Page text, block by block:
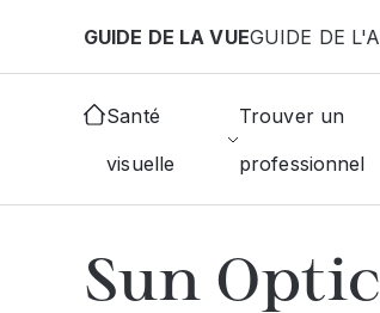
GUIDE DE LA VUEGUIDE DE
Santé
visuelle
Trouver un
professionnel
Accueil Choisir mon opticien
Sun Optic